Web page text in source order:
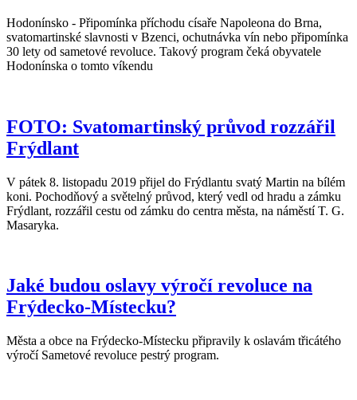
Hodonínsko - Připomínka příchodu císaře Napoleona do Brna,
svatomartinské slavnosti v Bzenci, ochutnávka vín nebo připomínka
30 lety od sametové revoluce. Takový program čeká obyvatele
Hodonínska o tomto víkendu
FOTO: Svatomartinský průvod rozzářil
Frýdlant
V pátek 8. listopadu 2019 přijel do Frýdlantu svatý Martin na bílém
koni. Pochodňový a světelný průvod, který vedl od hradu a zámku
Frýdlant, rozzářil cestu od zámku do centra města, na náměstí T. G.
Masaryka.
Jaké budou oslavy výročí revoluce na
Frýdecko-Místecku?
Města a obce na Frýdecko-Místecku připravily k oslavám třicátého
výročí Sametové revoluce pestrý program.